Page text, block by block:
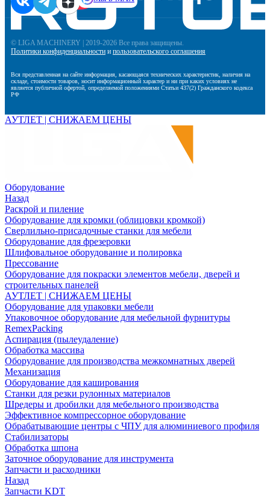
© LIGA MACHINERY | 2019-2026 Все права защищены.
Политики конфиденциальности и пользовательского соглашения
Вся представленная на сайте информация, касающаяся технических характеристик, наличия на
складе, стоимости товаров, носит информационный характер и ни при каких условиях не
является публичной офертой, определяемой положениями Статьи 437(2) Гражданского кодекса
РФ
АУТЛЕТ | СНИЖАЕМ ЦЕНЫ
Оборудование
Назад
Раскрой и пиление
Оборудование для кромки (облицовки кромкой)
Сверлильно-присадочные станки для мебели
Оборудование для фрезеровки
Шлифовальное оборудование и полировка
Прессование
Оборудование для покраски элементов мебели, дверей и
строительных панелей
АУТЛЕТ | СНИЖАЕМ ЦЕНЫ
Оборудование для упаковки мебели
Упаковочное оборудование для мебельной фурнитуры
RemexPacking
Аспирация (пылеудаление)
Обработка массива
Оборудование для производства межкомнатных дверей
Механизация
Оборудование для каширования
Станки для резки рулонных материалов
Шредеры и дробилки для мебельного производства
Эффективное компрессорное оборудование
Обрабатывающие центры с ЧПУ для алюминиевого профиля
Стабилизаторы
Обработка шпона
Заточное оборудование для инструмента
Запчасти и расходники
Назад
Запчасти KDT